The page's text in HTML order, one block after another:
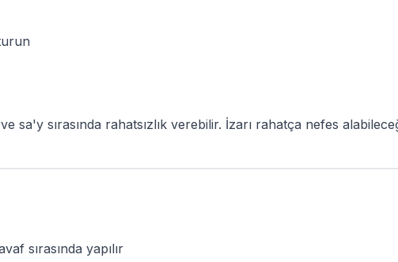
sa'y sırasında rahatsızlık verebilir. İzarı rahatça nefes
sırasında yapılır